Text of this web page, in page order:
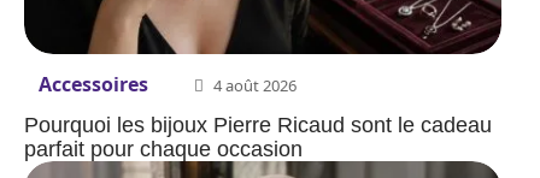
Accessoires 4 août 2026
Pourquoi les bijoux Pierre Ricaud sont le cadeau
parfait pour chaque occasion